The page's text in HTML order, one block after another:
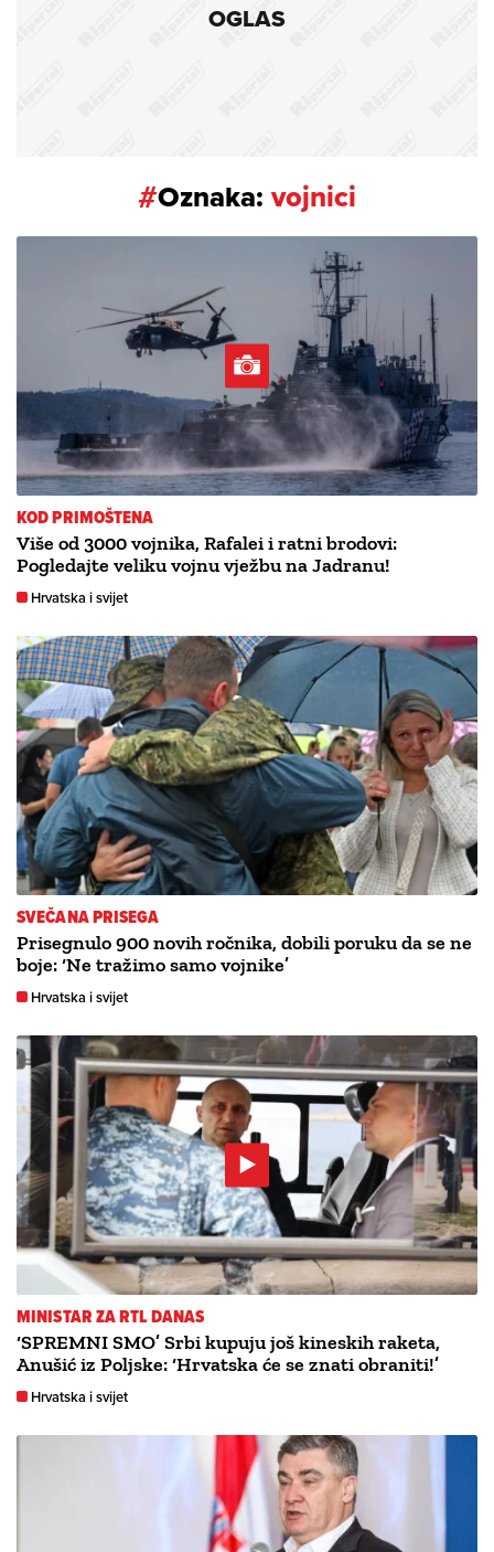
OGLAS
#Oznaka: vojnici
KOD PRIMOŠTENA
Više od 3000 vojnika, Rafalei i ratni brodovi:
Pogledajte veliku vojnu vježbu na Jadranu!
Hrvatska i svijet
SVEČANA PRISEGA
Prisegnulo 900 novih ročnika, dobili poruku da se ne
boje: ‘Ne tražimo samo vojnike’
Hrvatska i svijet
MINISTAR ZA RTL DANAS
‘SPREMNI SMO’ Srbi kupuju još kineskih raketa,
Anušić iz Poljske: ‘Hrvatska će se znati obraniti!’
Hrvatska i svijet